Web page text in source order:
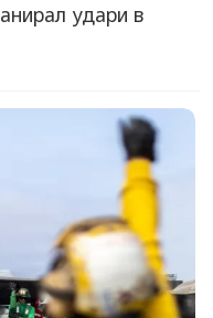
удари в